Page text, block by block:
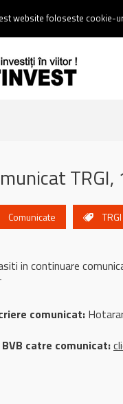
|Email :
Comunicate TRGI
in continuare
comunicat:
BVB catre comunicat:
website foloseste cookie-